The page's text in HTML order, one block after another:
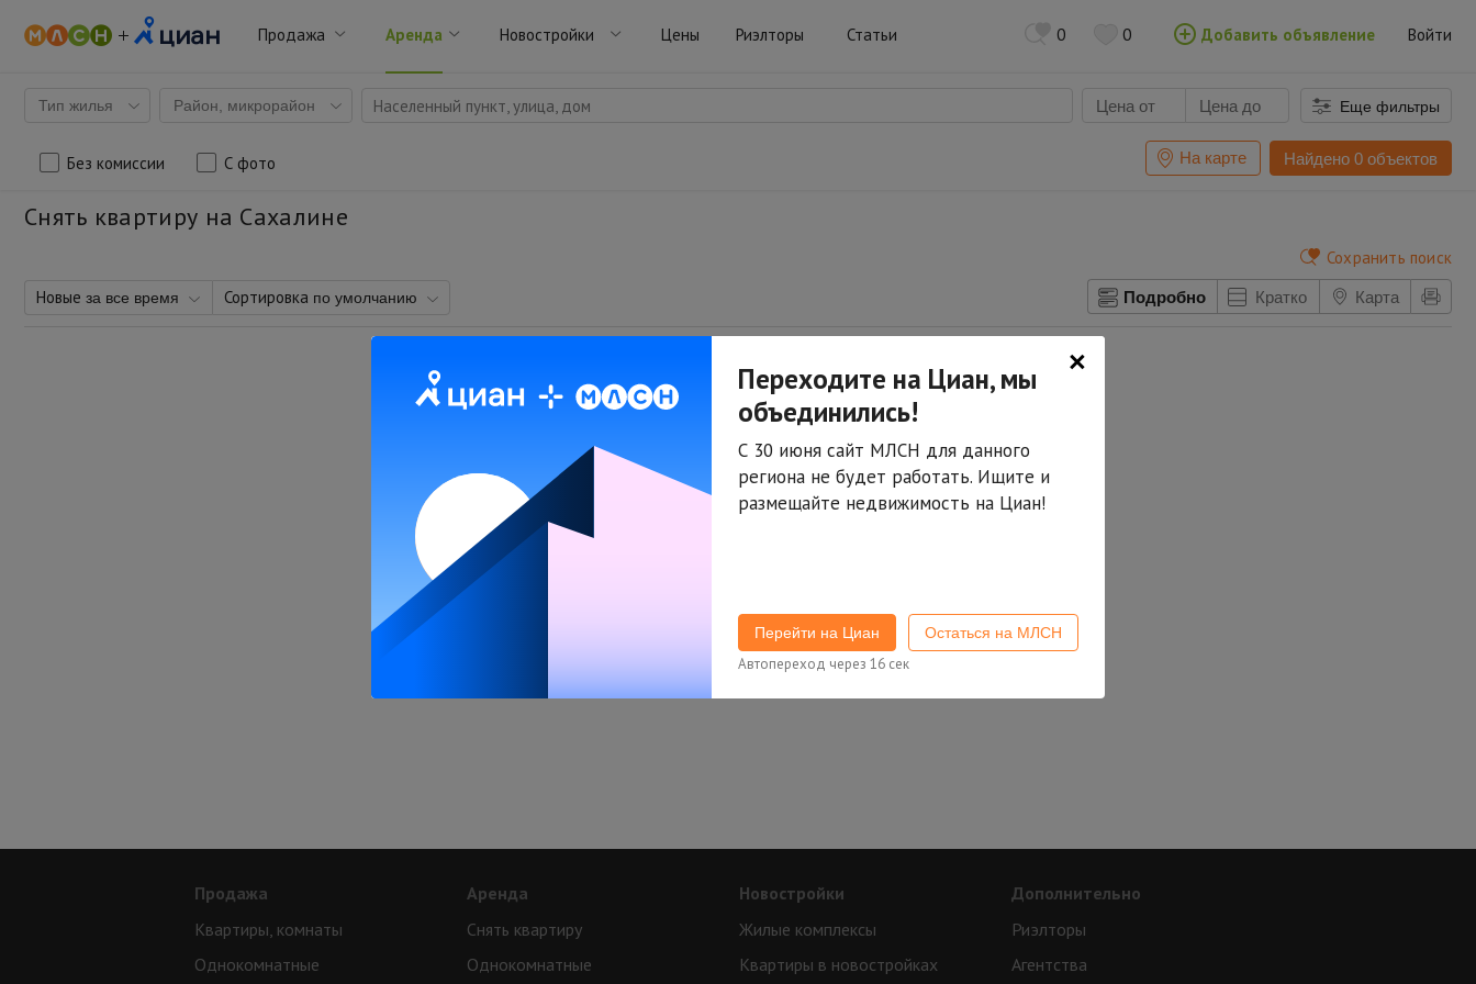
Продажа Аренда Новостройки Цены Риэлторы Статьи 0 0 Добавить объявление Войти
Тип жилья Район, микрорайон Населенный пункт, улица, дом Еще фильтры
Без комиссии С фото На карте Найдено 0 объектов
Снять квартиру на Сахалине
Сохранить поиск
Новые за все время Сортировка по умолчанию Подробно Кратко Карта
По вашему запросу ничего не найдено.
Попробуйте изменить параметры поиска
Продажа Аренда Новостройки
Дополнительно
Квартиры, комнаты
Однокомнатные
Снять квартиру
Однокомнатные
Жилые комплексы
Квартиры в новостройках
Риэлторы
Агентства
×
Переходите на Циан, мы
объединились!
С 30 июня сайт МЛСН для данного
региона не будет работать. Ищите и
размещайте недвижимость на Циан!
Перейти на Циан Остаться на МЛСН
Автопереход через 16 сек